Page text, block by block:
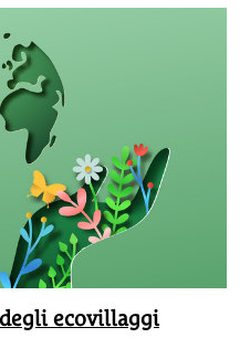
ecovillaggi